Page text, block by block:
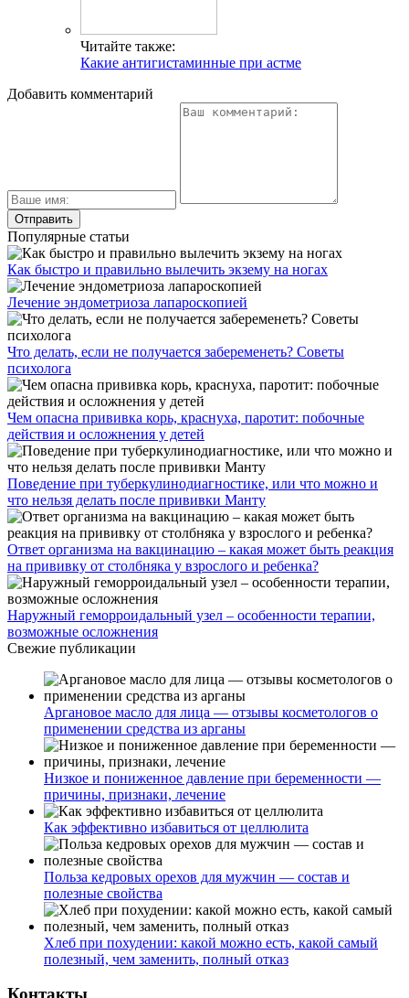
Читайте также:
Какие антигистаминные при астме
Добавить комментарий
Популярные статьи
Как быстро и правильно вылечить экзему на ногах
Лечение эндометриоза лапароскопией
Что делать, если не получается забеременеть? Советы
психолога
Чем опасна прививка корь, краснуха, паротит: побочные
действия и осложнения у детей
Поведение при туберкулинодиагностике, или что можно и
что нельзя делать после прививки Манту
Ответ организма на вакцинацию – какая может быть реакция
на прививку от столбняка у взрослого и ребенка?
Наружный геморроидальный узел – особенности терапии,
возможные осложнения
Свежие публикации
Аргановое масло для лица — отзывы косметологов о
применении средства из арганы
Низкое и пониженное давление при беременности —
причины, признаки, лечение
Как эффективно избавиться от целлюлита
Польза кедровых орехов для мужчин — состав и
полезные свойства
Хлеб при похудении: какой можно есть, какой самый
полезный, чем заменить, полный отказ